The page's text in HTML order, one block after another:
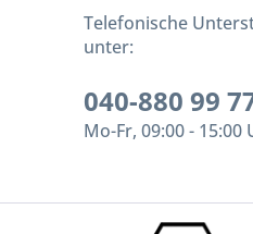
Telefonische
unter:
040-880 99
Mo-Fr, 09:00 - 15:00